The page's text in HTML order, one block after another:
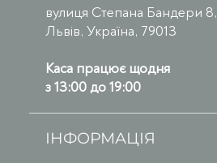
вулиця Степана Бандери 8,
Львів, Україна, 79013
Каса працює щодня
з 13:00 до 19:00
ІНФОРМАЦІЯ